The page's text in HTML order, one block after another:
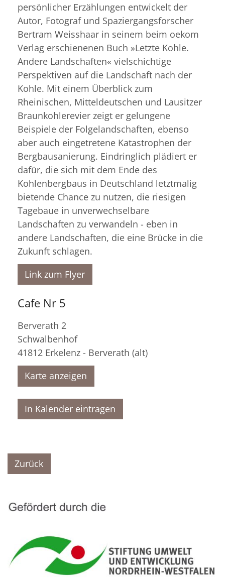
persönlicher Erzählungen entwickelt der
Autor, Fotograf und Spaziergangsforscher
Bertram Weisshaar in seinem beim oekom
Verlag erschienenen Buch »Letzte Kohle.
Andere Landschaften« vielschichtige
Perspektiven auf die Landschaft nach der
Kohle. Mit einem Überblick zum
Rheinischen, Mitteldeutschen und Lausitzer
Braunkohlerevier zeigt er gelungene
Beispiele der Folgelandschaften, ebenso
aber auch eingetretene Katastrophen der
Bergbausanierung. Eindringlich plädiert er
dafür, die sich mit dem Ende des
Kohlenbergbaus in Deutschland letztmalig
bietende Chance zu nutzen, die riesigen
Tagebaue in unverwechselbare
Landschaften zu verwandeln - eben in
andere Landschaften, die eine Brücke in die
Zukunft schlagen.
Link zum Flyer
Cafe Nr 5
Berverath 2
Schwalbenhof
41812 Erkelenz - Berverath (alt)
Karte anzeigen
In Kalender eintragen
Zurück